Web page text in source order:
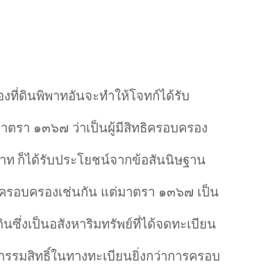
ที่ดินพิพาทอันจะทำให้โจทก์ได้รับ
ตรา ๑๓๖๗ ว่าเป็นผู้มีสิทธิครอบครอง
ท ก็ได้รับประโยชน์จากข้อสันนิษฐาน
อบครองเช่นกัน แต่มาตรา ๑๓๖๗ เป็น
งเป็นอสังหาริมทรัพย์ที่ได้จดทะเบียน
รมสิทธิ์ในทางทะเบียนยิ่งกว่าการครอบ